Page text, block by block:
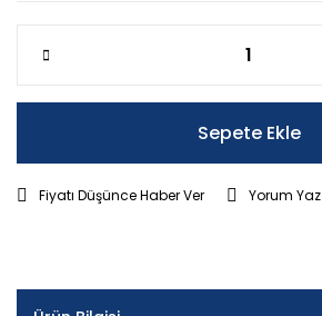
Sepete Ekle
Fiyatı Düşünce Haber Ver Yorum Yaz